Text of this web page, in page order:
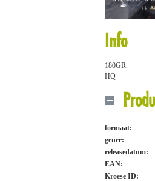
Info
180GR.
HQ
formaat:
genre:
releasedatum:
EAN:
Kroese ID: